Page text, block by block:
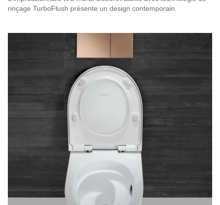
rinçage TurboFlush présente un design contemporain.